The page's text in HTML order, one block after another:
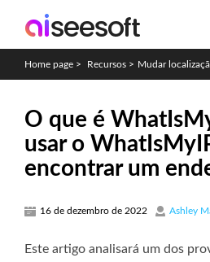
Home page > Recursos > Mudar
O que é
usar o
encontrar um
16 de dezembro de 2022 Ashley
Este artigo analisará um dos